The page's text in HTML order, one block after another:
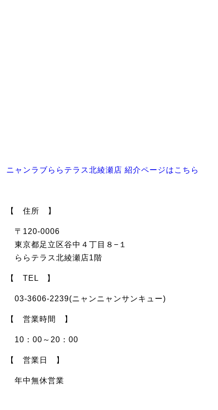
ニャンラブららテラス北綾瀬店 紹介ページはこちら
【 住所 】
〒120-0006
東京都足立区谷中４丁目８−１
ららテラス北綾瀬店1階
【 TEL 】
03-3606-2239(ニャンニャンサンキュー)
【 営業時間 】
10：00～20：00
【 営業日 】
年中無休営業